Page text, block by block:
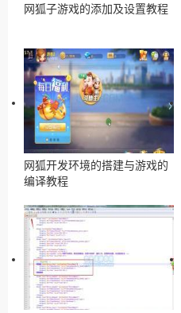
网狐子游戏的添加及设置教程
网狐开发环境的搭建与游戏的
编译教程